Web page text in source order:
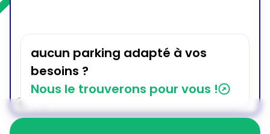
aucun parking adapté à vos
besoins ?
Nous le trouverons pour vous !